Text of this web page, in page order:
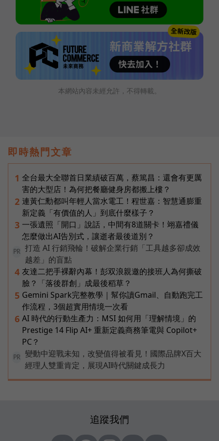
本網站內容未經允許，不得轉載。
即時熱門文章
1 全台最大全聯首日業績破百萬，蔡篤昌：還會有更厲
害的大型店！為何把餐廳健身房都搬上樓？
2 連黃仁勳都叫年輕人當水電工！程世嘉：智慧通膨重
新定義「有價值的人」到底什麼樣子？
3 一張遺照「開口」說話，中間有8道關卡！翊嘉禮儀
怎麼做出AI告別式，讓逝者最後道別？
PR
打造 AI 行銷飛輪！破解企業行銷「工具越多卻成效
越差」的盲點
4 友達二把手裸辭內幕！彭双浪親邀的接班人為何撕破
臉？「落後群創」成最後稻草？
5 Gemini Spark完整教學｜幫你讀Gmail、自動跑完工
作流程，3個超實用情境一次看
6 AI 時代的行動生產力：MSI 如何用「理解情境」的
Prestige 14 Flip AI+ 重新定義商務筆電與 Copilot+
PC？
PR
變動中迎戰未知，改變值得被看見！國際品牌X百大
經理人雙重肯定，展現AI時代關鍵成長力
追蹤我們